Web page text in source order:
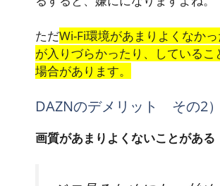
ただWi-Fi環境があまりよくなか
が入りづらかったり、しているこ
場合があります。
DAZNのデメリット その2）
画質があまりよくないことがある